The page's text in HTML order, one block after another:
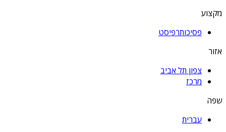
מקצוע
פסיכותרפיסט
אזור
צפון תל אביב
מרכז
שפה
עברית